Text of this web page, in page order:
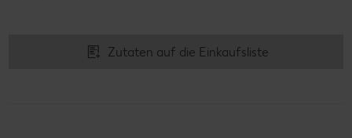
Zutaten auf die Einkaufsliste